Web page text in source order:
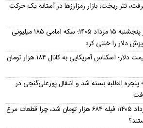
تتر ریخت؛ بازار رمزارزها در آستانه یک حرکت
قیمت طلا و سکه امروز پنجشنبه ۱۵ مرداد ۱۴۰۵؛ سکه امامی ۱۸۵ میلیونی
دلار را خنثی کرد
ریزش ۴ هزار تومانی قیمت دلار؛ اسکناس آمریکایی به کانال ۱۸۴ هزار تومان
پنجره الطلبه بسته شد و انتقال پورعلی‌گنجی در
قیمت مرغ امروز ۱۵ مرداد ۱۴۰۵؛ فیله ۶۸۴ هزار تومان شد، چرا قطعات مرغ